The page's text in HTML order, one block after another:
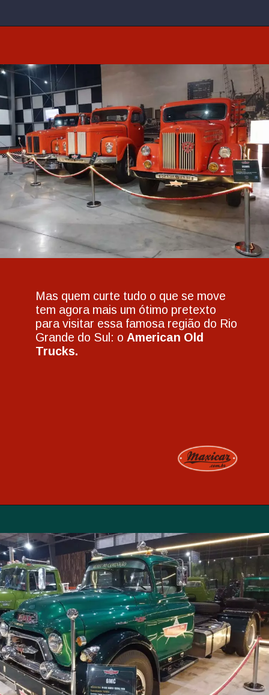
Mas quem curte tudo o que se move
tem agora mais um ótimo pretexto
para visitar essa famosa região do Rio
Grande do Sul: o American Old
Trucks.